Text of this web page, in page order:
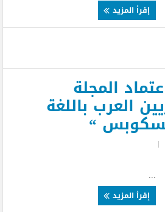
إقرأ المزيد
المجلة
العرب باللغة
بسكوبس “
|
إقرأ المزيد